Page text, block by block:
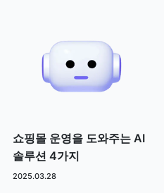
쇼핑몰 운영을 도와주는 AI
솔루션 4가지
2025.03.28